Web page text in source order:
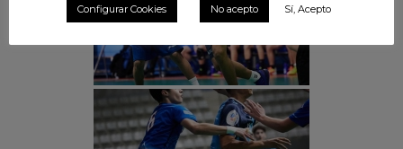
Configurar Cookies No acepto Sí, Acepto